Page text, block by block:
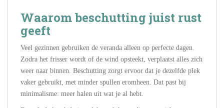
Waarom beschutting juist rust
geeft
Veel gezinnen gebruiken de veranda alleen op perfecte dagen.
Zodra het frisser wordt of de wind opsteekt, verplaatst alles zich
weer naar binnen. Beschutting zorgt ervoor dat je dezelfde plek
vaker gebruikt, met minder spullen eromheen. Dat past bij
minimalisme: meer halen uit wat je al hebt.